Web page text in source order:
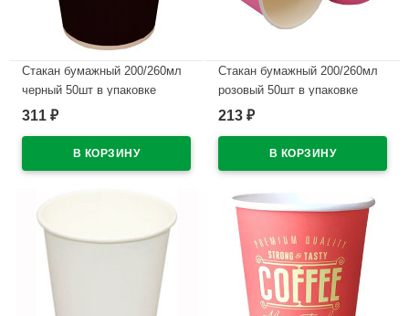
Стакан бумажный 200/260мл
черный 50шт в упаковке
В наличии
311 ₽
Стакан бумажный 200/260мл
розовый 50шт в упаковке
В наличии
213 ₽